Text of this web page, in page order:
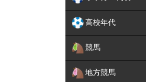
高校年代
競馬
地方競馬